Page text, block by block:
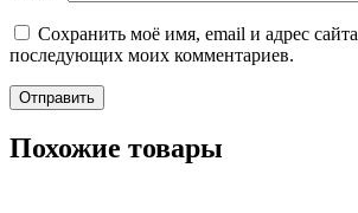
Сохранить моё имя, email и адрес
последующих моих комментариев.
Похожие товары